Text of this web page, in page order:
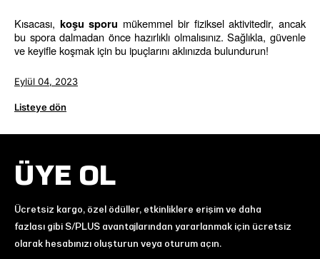
Kısacası, koşu sporu mükemmel bir fiziksel aktivitedir, ancak
bu spora dalmadan önce hazırlıklı olmalısınız. Sağlıkla, güvenle
ve keyifle koşmak için bu ipuçlarını aklınızda bulundurun!
Eylül 04, 2023
Listeye dön
ÜYE OL
Ücretsiz kargo, özel ödüller, etkinliklere erişim ve daha
fazlası gibi S/PLUS avantajlarından yararlanmak için ücretsiz
olarak hesabınızı oluşturun veya oturum açın.